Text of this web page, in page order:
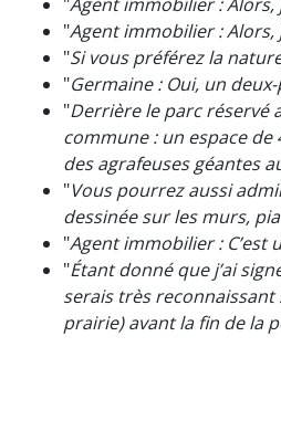
"Agent immobilier : Alors,
"Si vous préférez la
"Germaine : Oui, un
"Derrière le parc réservé
commune : un espace de
des agrafeuses géantes
"Vous pourrez aussi
dessinée sur les murs,
"Agent immobilier : C’est
"Étant donné que j’ai
serais très reconnaissant
prairie) avant la fin de la